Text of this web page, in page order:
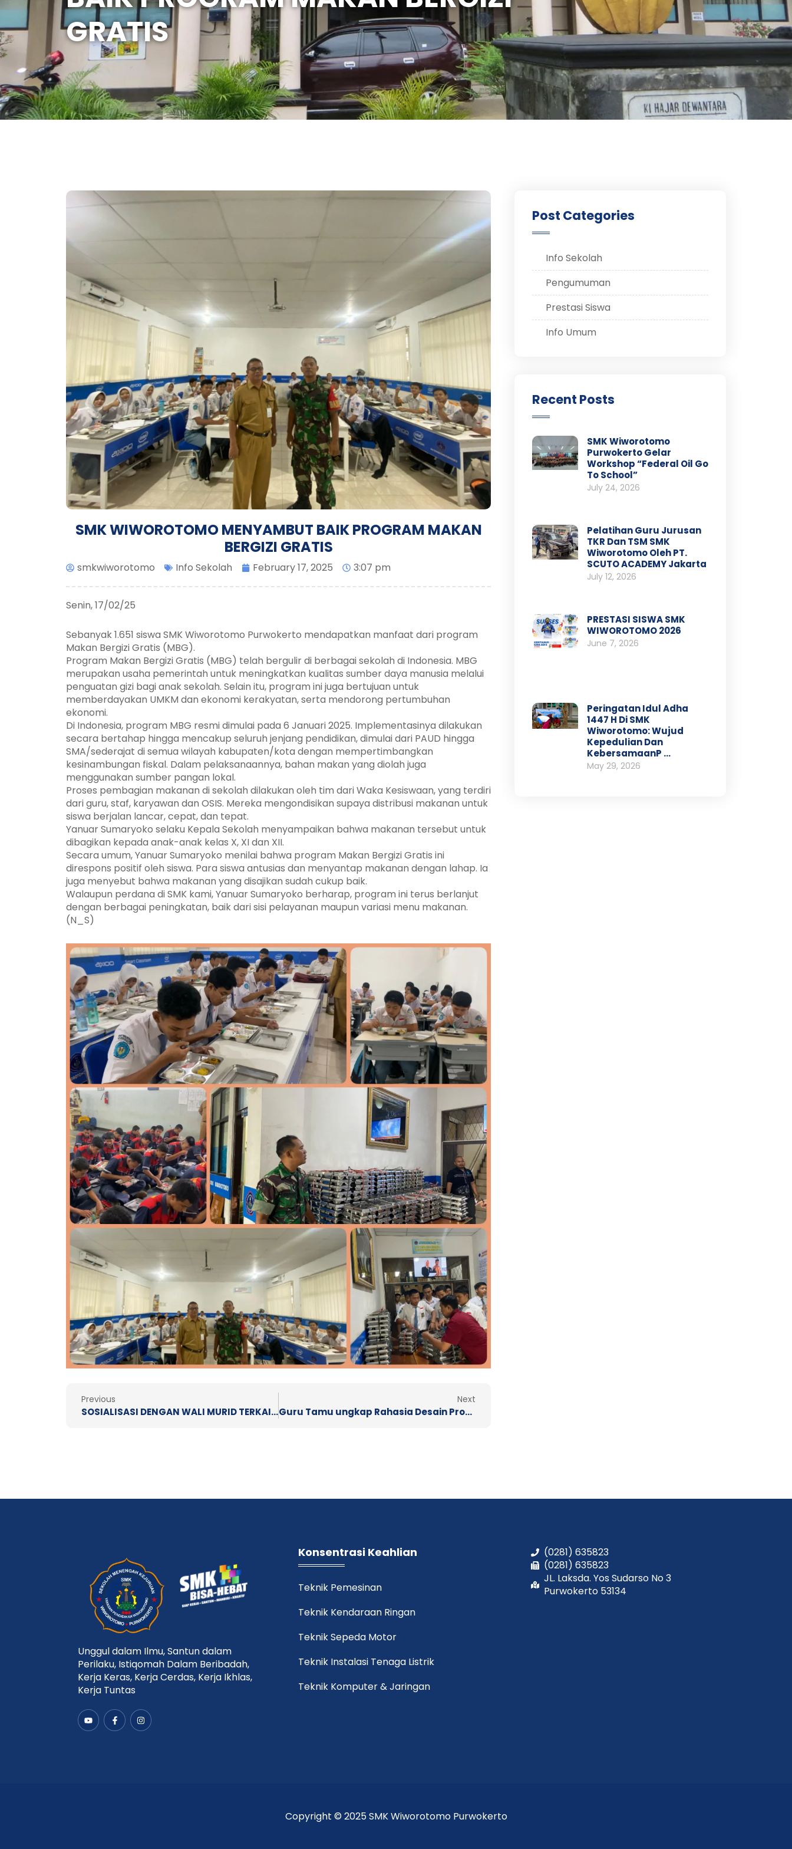
GRATIS
SMK WIWOROTOMO MENYAMBUT BAIK PROGRAM MAKAN
BERGIZI GRATIS
smkwiworotomo Info Sekolah February 17, 2025 3:07 pm
Senin, 17/02/25
Sebanyak 1.651 siswa SMK Wiworotomo Purwokerto mendapatkan manfaat dari program
Makan Bergizi Gratis (MBG).
Program Makan Bergizi Gratis (MBG) telah bergulir di berbagai sekolah di Indonesia. MBG
merupakan usaha pemerintah untuk meningkatkan kualitas sumber daya manusia melalui
penguatan gizi bagi anak sekolah. Selain itu, program ini juga bertujuan untuk
memberdayakan UMKM dan ekonomi kerakyatan, serta mendorong pertumbuhan
ekonomi.
Di Indonesia, program MBG resmi dimulai pada 6 Januari 2025. Implementasinya dilakukan
secara bertahap hingga mencakup seluruh jenjang pendidikan, dimulai dari PAUD hingga
SMA/sederajat di semua wilayah kabupaten/kota dengan mempertimbangkan
kesinambungan fiskal. Dalam pelaksanaannya, bahan makan yang diolah juga
menggunakan sumber pangan lokal.
Proses pembagian makanan di sekolah dilakukan oleh tim dari Waka Kesiswaan, yang terdiri
dari guru, staf, karyawan dan OSIS. Mereka mengondisikan supaya distribusi makanan untuk
siswa berjalan lancar, cepat, dan tepat.
Yanuar Sumaryoko selaku Kepala Sekolah menyampaikan bahwa makanan tersebut untuk
dibagikan kepada anak-anak kelas X, XI dan XII.
Secara umum, Yanuar Sumaryoko menilai bahwa program Makan Bergizi Gratis ini
direspons positif oleh siswa. Para siswa antusias dan menyantap makanan dengan lahap. Ia
juga menyebut bahwa makanan yang disajikan sudah cukup baik.
Walaupun perdana di SMK kami, Yanuar Sumaryoko berharap, program ini terus berlanjut
dengan berbagai peningkatan, baik dari sisi pelayanan maupun variasi menu makanan.
(N_S)
Prev
Previous
SOSIALISASI DENGAN WALI MURID TERKAIT KEGIATAN KELAS XII
Next
Guru Tamu ungkap Rahasia Desain Produk Inovatif dengan Sketch dan Extrude
Post Categories
Info Sekolah
Pengumuman
Prestasi Siswa
Info Umum
Recent Posts
SMK Wiworotomo
Purwokerto Gelar
Workshop “Federal Oil Go
To School”
July 24, 2026
Pelatihan Guru Jurusan
TKR Dan TSM SMK
Wiworotomo Oleh PT.
SCUTO ACADEMY Jakarta
July 12, 2026
PRESTASI SISWA SMK
WIWOROTOMO 2026
June 7, 2026
Peringatan Idul Adha
1447 H Di SMK
Wiworotomo: Wujud
Kepedulian Dan
KebersamaanP …
May 29, 2026
Unggul dalam Ilmu, Santun dalam
Perilaku, Istiqomah Dalam Beribadah,
Kerja Keras, Kerja Cerdas, Kerja Ikhlas,
Kerja Tuntas
Y
o
u
t
F
a
c
e
I
n
s
t
Konsentrasi Keahlian
Teknik Pemesinan
Teknik Kendaraan Ringan
Teknik Sepeda Motor
Teknik Instalasi Tenaga Listrik
Teknik Komputer & Jaringan
(0281) 635823
(0281) 635823
JL. Laksda. Yos Sudarso No 3
Purwokerto 53134
Copyright © 2025 SMK Wiworotomo Purwokerto